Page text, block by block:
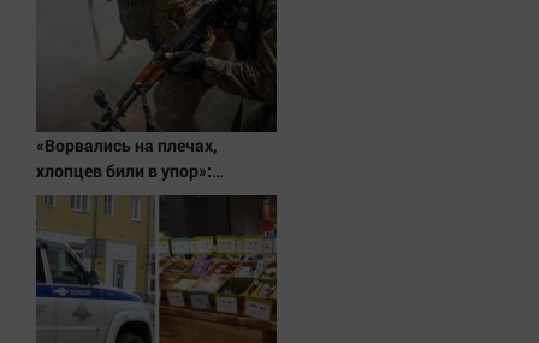
«Ворвались на плечах,
хлопцев били в упор»:
Алексеево-Дружковка стала
могильником для «птах
Мадьяра»